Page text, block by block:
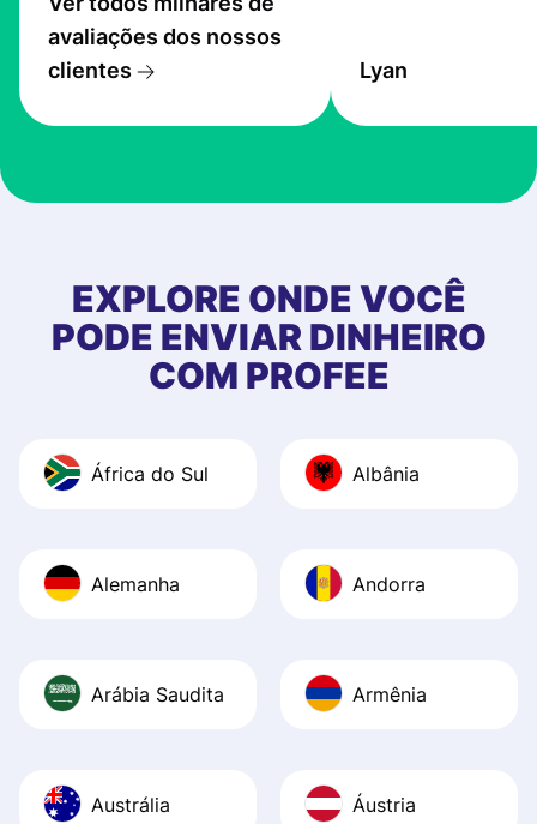
avaliações dos nossos
clientes
the exchange
at Profee is very
first started
app, and they
quick to provide
and helpful
Recommend it!
Lyan
EXPLORE ONDE VOCÊ
PODE ENVIAR DINHEIRO
COM PROFEE
África do Sul Albânia
Alemanha Andorra
Arábia Saudita Armênia
Austrália Áustria